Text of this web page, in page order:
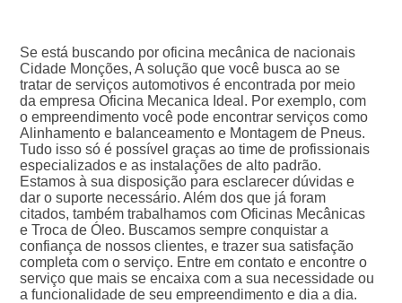
Se está buscando por oficina mecânica de nacionais
Cidade Monções, A solução que você busca ao se
tratar de serviços automotivos é encontrada por meio
da empresa Oficina Mecanica Ideal. Por exemplo, com
o empreendimento você pode encontrar serviços como
Alinhamento e balanceamento e Montagem de Pneus.
Tudo isso só é possível graças ao time de profissionais
especializados e as instalações de alto padrão.
Estamos à sua disposição para esclarecer dúvidas e
dar o suporte necessário. Além dos que já foram
citados, também trabalhamos com Oficinas Mecânicas
e Troca de Óleo. Buscamos sempre conquistar a
confiança de nossos clientes, e trazer sua satisfação
completa com o serviço. Entre em contato e encontre o
serviço que mais se encaixa com a sua necessidade ou
a funcionalidade de seu empreendimento e dia a dia.